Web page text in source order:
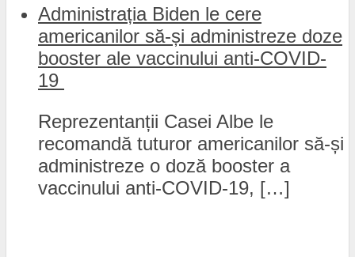
Administrația Biden le cere
americanilor să-și administreze doze
booster ale vaccinului anti-COVID-
19
Reprezentanții Casei Albe le
recomandă tuturor americanilor să-și
administreze o doză booster a
vaccinului anti-COVID-19, […]